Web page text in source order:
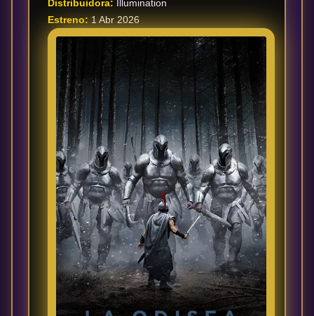
Distribuidora: Illumination
Estreno:1 Abr 2026